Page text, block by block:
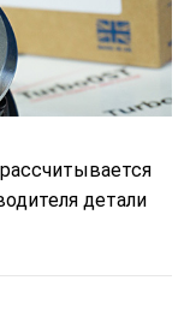
детали